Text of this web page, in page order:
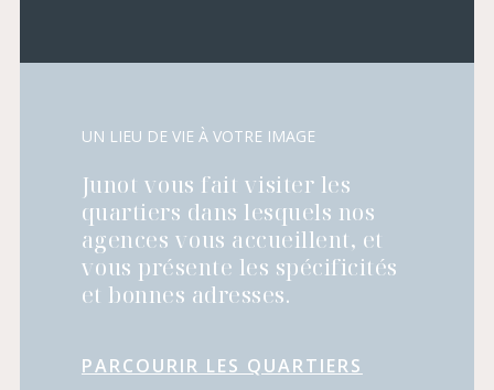
UN LIEU DE VIE À VOTRE IMAGE
Junot vous fait visiter les
quartiers dans lesquels nos
agences vous accueillent, et
vous présente les spécificités
et bonnes adresses.
PARCOURIR LES QUARTIERS